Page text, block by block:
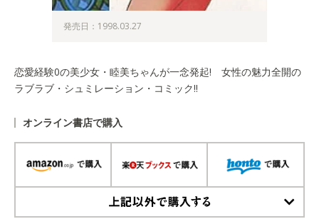
発売日：1998.03.27
恋愛経験0の美少女・睦美ちゃんが一念発起! 女性の魅力全開の
ラブラブ・シュミレーション・コミック!!
オンライン書店で購入